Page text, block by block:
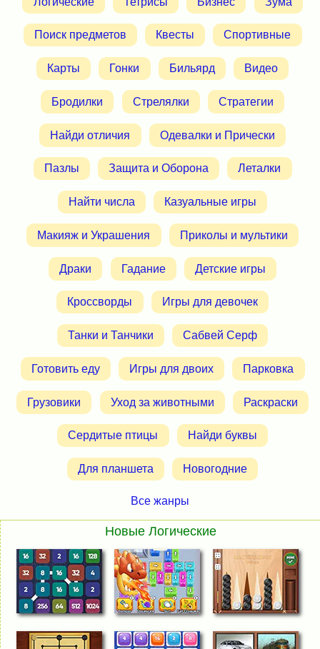
Поиск предметов Квесты Спортивные
Карты Гонки Бильярд Видео
Бродилки Стрелялки Стратегии
Найди отличия Одевалки и Прически
Пазлы Защита и Оборона Леталки
Найти числа Казуальные игры
Макияж и Украшения Приколы и мультики
Драки Гадание Детские игры
Кроссворды Игры для девочек
Танки и Танчики Сабвей Серф
Готовить еду Игры для двоих Парковка
Грузовики Уход за животными Раскраски
Сердитые птицы Найди буквы
Для планшета Новогодние
Все жанры
Новые Логические